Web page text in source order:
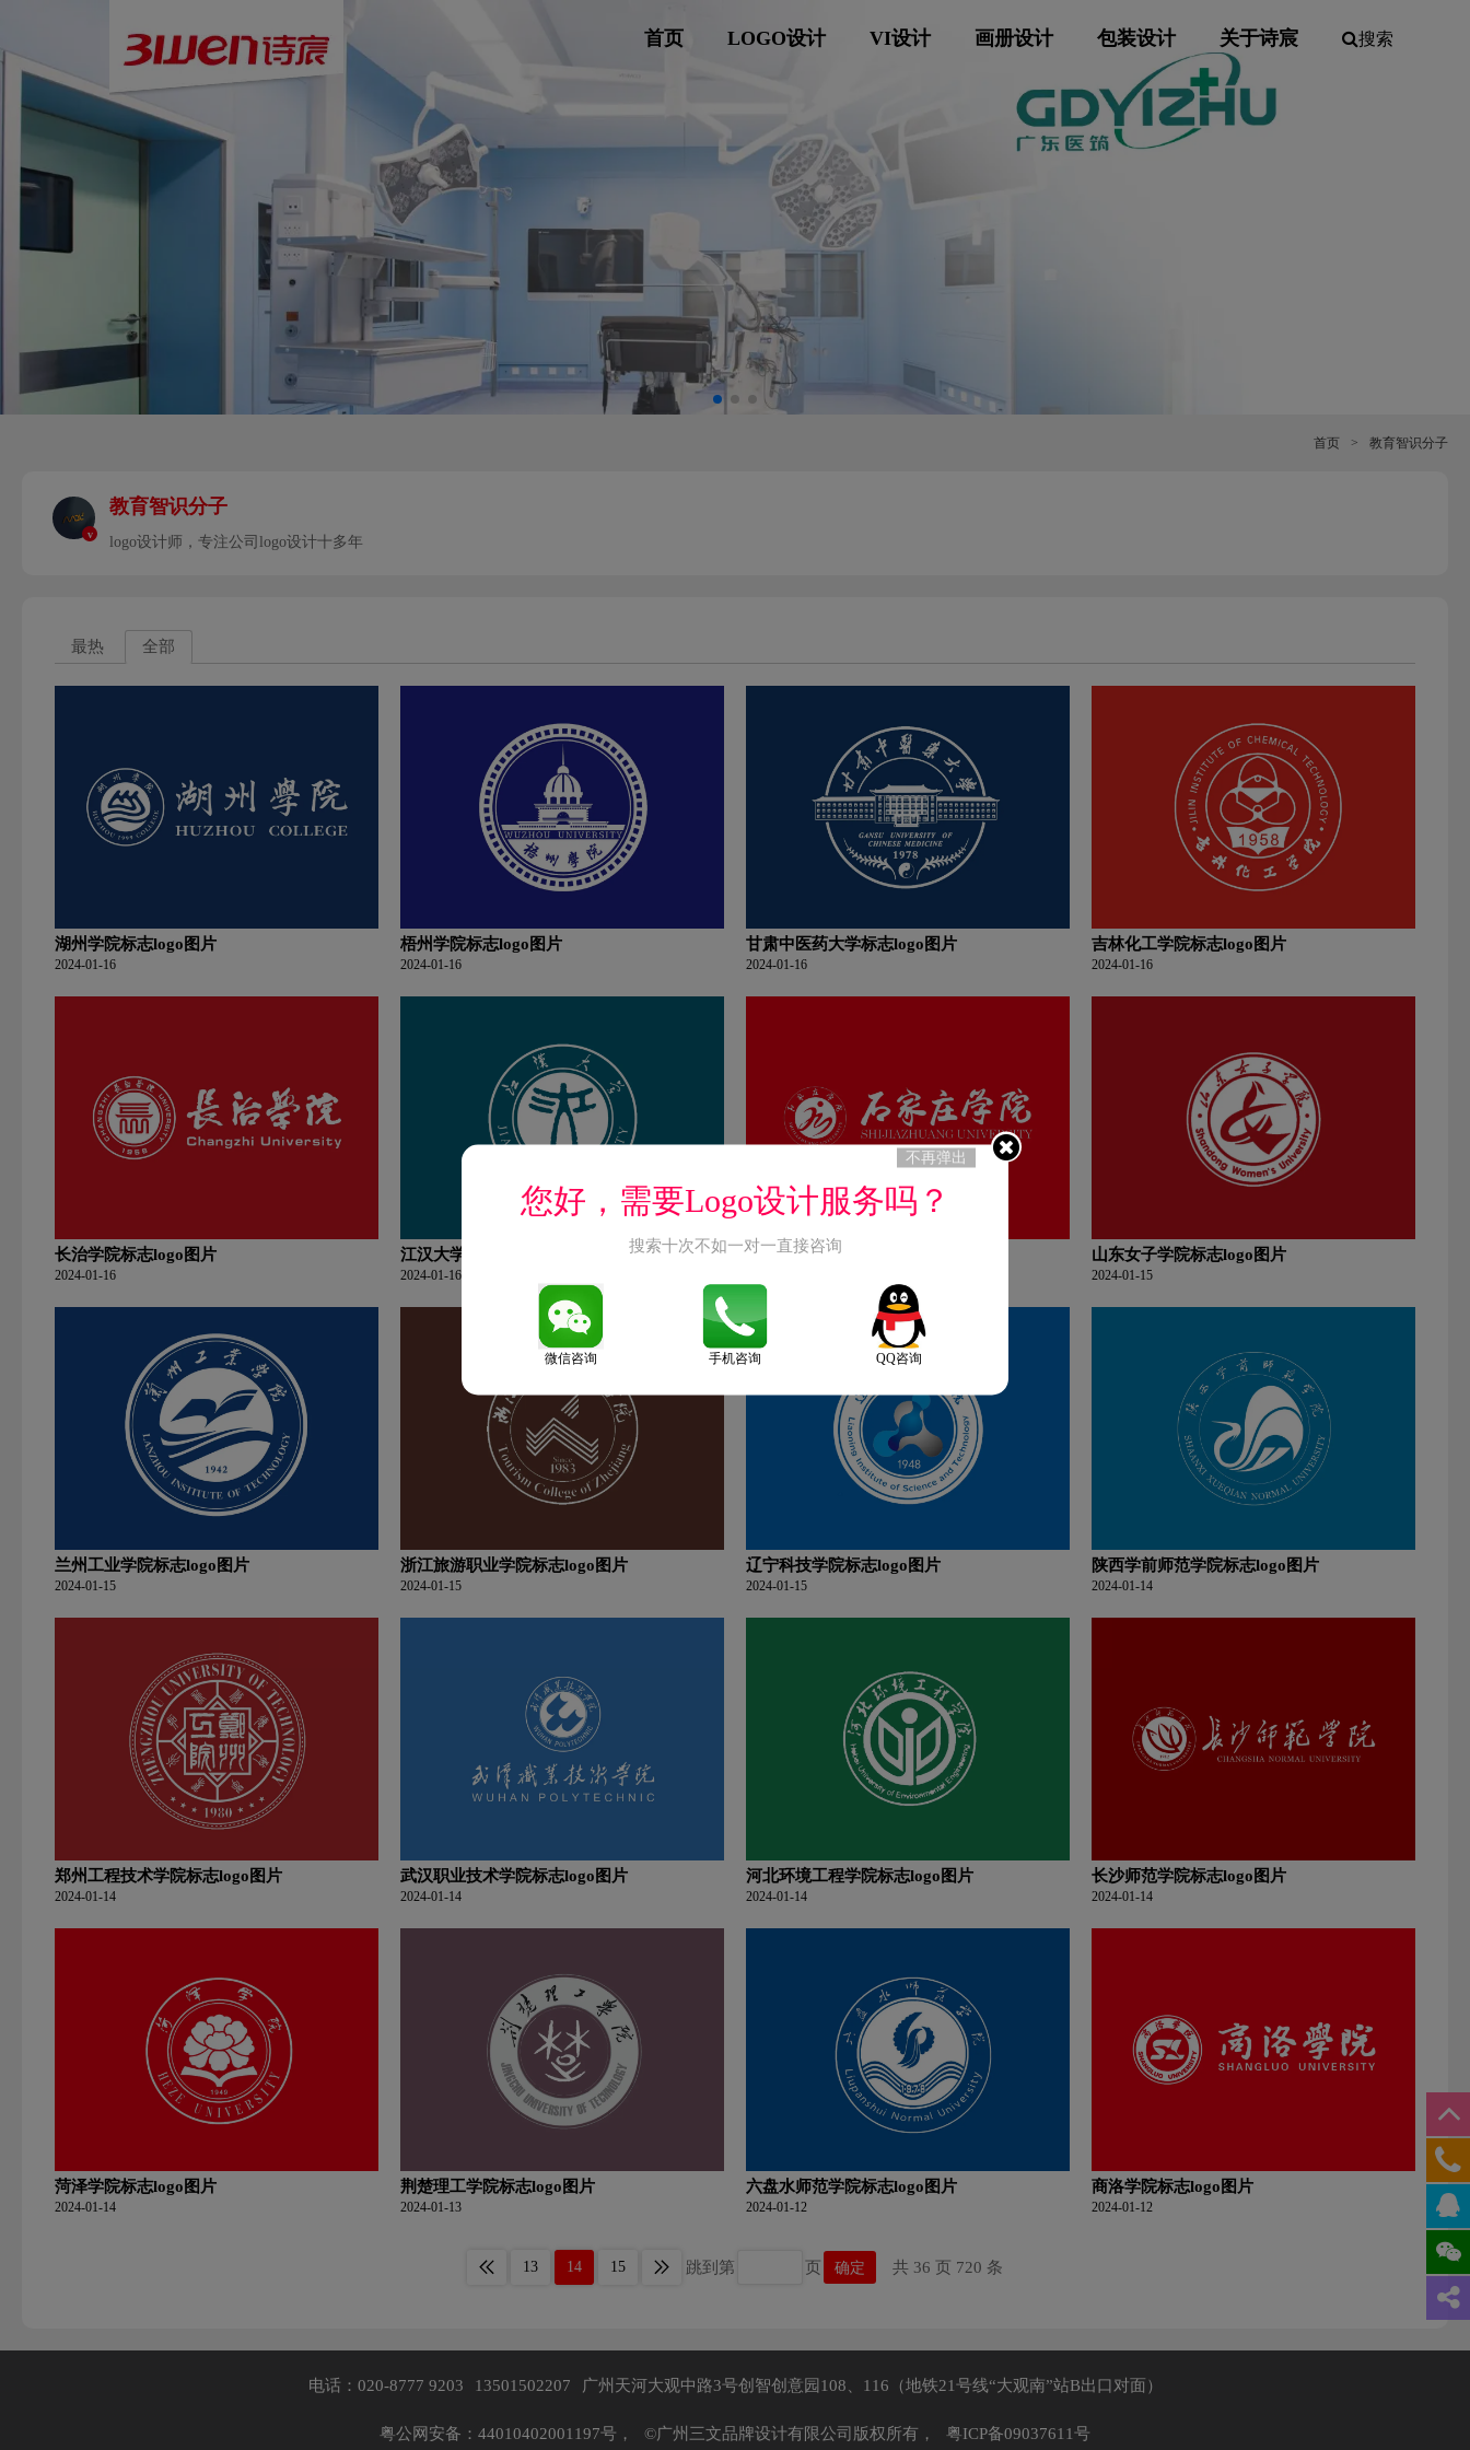
首页 LOGO设计 VI设计 画册设计 包装设计 关于诗宸 搜索
首页 > 教育智识分子
v
教育智识分子
logo设计师，专注公司logo设计十多年
最热 全部
湖州学院标志logo图片
2024-01-16
梧州学院标志logo图片
2024-01-16
甘肃中医药大学标志logo图片
2024-01-16
吉林化工学院标志logo图片
2024-01-16
长治学院标志logo图片
2024-01-16
江汉大学标志logo图片
2024-01-16
石家庄学院标志logo图片 山东女子学院标志logo图片
2024-01-15
兰州工业学院标志logo图片
2024-01-15
浙江旅游职业学院标志logo图片
2024-01-15
辽宁科技学院标志logo图片
2024-01-15
陕西学前师范学院标志logo图片
2024-01-14
郑州工程技术学院标志logo图片
2024-01-14
武汉职业技术学院标志logo图片
2024-01-14
河北环境工程学院标志logo图片
2024-01-14
长沙师范学院标志logo图片
2024-01-14
菏泽学院标志logo图片
2024-01-14
荆楚理工学院标志logo图片
2024-01-13
六盘水师范学院标志logo图片
2024-01-12
商洛学院标志logo图片
2024-01-12
13 14 15 跳到第 页 确定 共 36 页 720 条
电话：020-8777 9203 13501502207 广州天河大观中路3号创智创意园108、116（地铁21号线“大观南”站B出口对面）
粤公网安备：44010402001197号， ©广州三文品牌设计有限公司版权所有， 粤ICP备09037611号
不再弹出
您好，需要Logo设计服务吗？
搜索十次不如一对一直接咨询
微信咨询 手机咨询 QQ咨询